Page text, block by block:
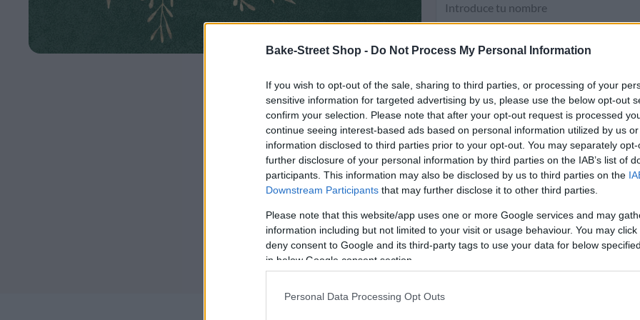
Bake-Street Shop - Do Not Process My Personal Information
If you wish to opt-out of the sale, sharing to third parties, or processing of your
sensitive information for targeted advertising by us, please use the below opt-out
confirm your selection. Please note that after your opt-out request is processed
continue seeing interest-based ads based on personal information utilized by us
information disclosed to third parties prior to your opt-out. You may separately
further disclosure of your personal information by third parties on the IAB’s list of
participants. This information may also be disclosed by us to third parties on the
Downstream Participants that may further disclose it to other third parties.
Please note that this website/app uses one or more Google services and may
information including but not limited to your visit or usage behaviour. You may
deny consent to Google and its third-party tags to use your data for below
in below Google consent section.
Personal Data Processing Opt Outs
Mensaje
Fecha de entrega
-
+ AÑADIR AL CARRITO